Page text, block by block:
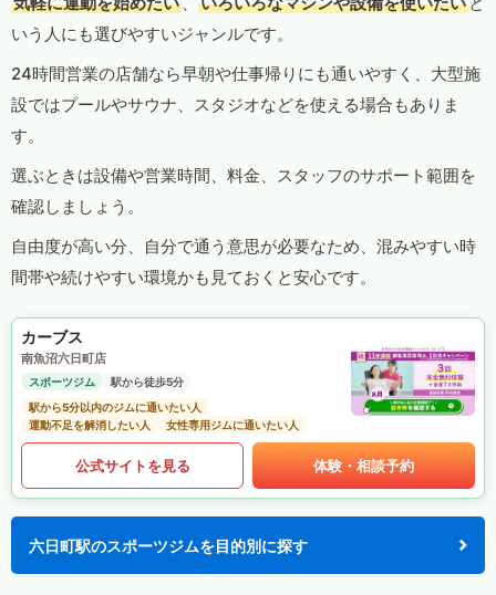
いう人にも選びやすいジャンルです。
24時間営業の店舗なら早朝や仕事帰りにも通いやすく、大型施
設ではプールやサウナ、スタジオなどを使える場合もありま
す。
選ぶときは設備や営業時間、料金、スタッフのサポート範囲を
確認しましょう。
自由度が高い分、自分で通う意思が必要なため、混みやすい時
間帯や続けやすい環境かも見ておくと安心です。
カーブス
南魚沼六日町店
スポーツジム
駅から徒歩5分
駅から5分以内のジムに通いたい人
運動不足を解消したい人
女性専用ジムに通いたい人
公式サイトを見る 体験・相談予約
六日町駅のスポーツジムを目的別に探す